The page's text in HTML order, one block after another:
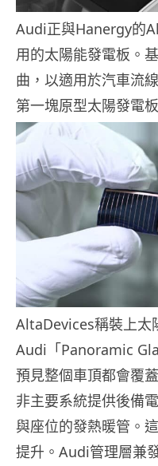
Audi正與Hanergy的
用的太陽能發電板。
曲，以適用於汽車流
第一塊原型太陽發電
AltaDevices稱裝上太
Audi「Panoramic
預見整個車頂都會覆
非主要系統提供後備
與座位的發熱暖管。
提升。Audi管理層兼